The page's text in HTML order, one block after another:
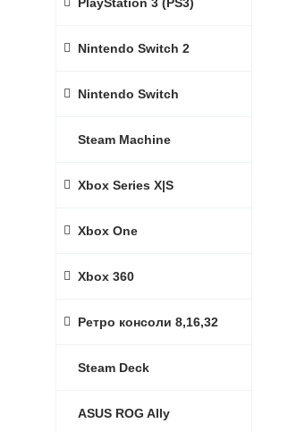
Nintendo Switch 2
Nintendo Switch
Steam Machine
Xbox Series X|S
Xbox One
Xbox 360
Ретро консоли 8,16,32
Steam Deck
ASUS ROG Ally